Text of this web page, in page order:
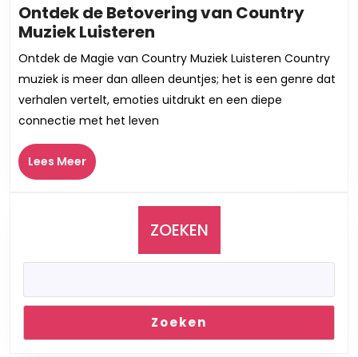
Ontdek de Betovering van Country
Muziek Luisteren
de
Betovering
van
Country
Muziek
Ontdek de Magie van Country Muziek Luisteren Country
muziek is meer dan alleen deuntjes; het is een genre dat
verhalen vertelt, emoties uitdrukt en een diepe
connectie met het leven
Lees MeerLees
Meer
ZOEKEN
Zoeken